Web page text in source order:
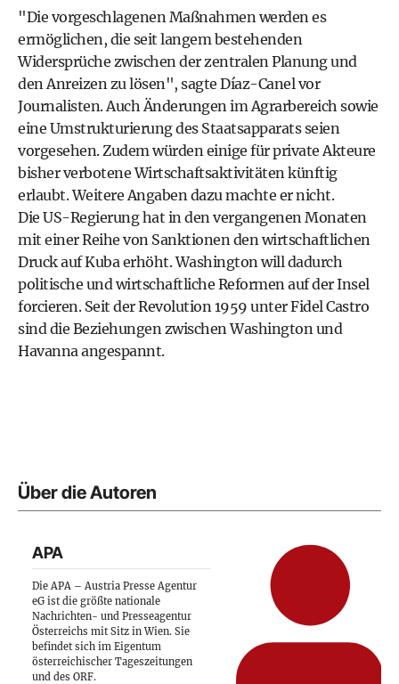
"Die vorgeschlagenen Maßnahmen werden es
ermöglichen, die seit langem bestehenden
Widersprüche zwischen der zentralen Planung und
den Anreizen zu lösen", sagte Díaz-Canel vor
Journalisten. Auch Änderungen im Agrarbereich sowie
eine Umstrukturierung des Staatsapparats seien
vorgesehen. Zudem würden einige für private Akteure
bisher verbotene Wirtschaftsaktivitäten künftig
erlaubt. Weitere Angaben dazu machte er nicht.
Die US-Regierung hat in den vergangenen Monaten
mit einer Reihe von Sanktionen den wirtschaftlichen
Druck auf Kuba erhöht. Washington will dadurch
politische und wirtschaftliche Reformen auf der Insel
forcieren. Seit der Revolution 1959 unter Fidel Castro
sind die Beziehungen zwischen Washington und
Havanna angespannt.
Über die Autoren
APA
Die APA – Austria Presse Agentur
eG ist die größte nationale
Nachrichten- und Presseagentur
Österreichs mit Sitz in Wien. Sie
befindet sich im Eigentum
österreichischer Tageszeitungen
und des ORF.